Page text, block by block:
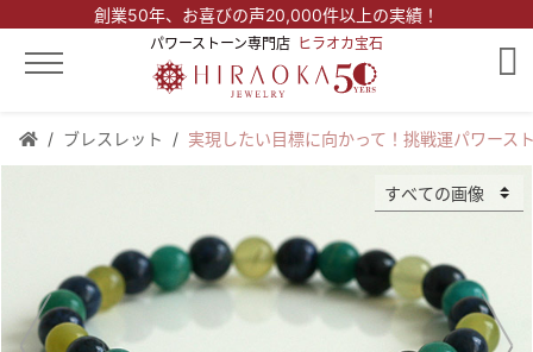
創業50年、 お喜びの声20,000件以上の実績！
パワーストーン専門店 ヒラオカ宝石
ブレスレット 実現したい目標に向かって！挑戦運パワー